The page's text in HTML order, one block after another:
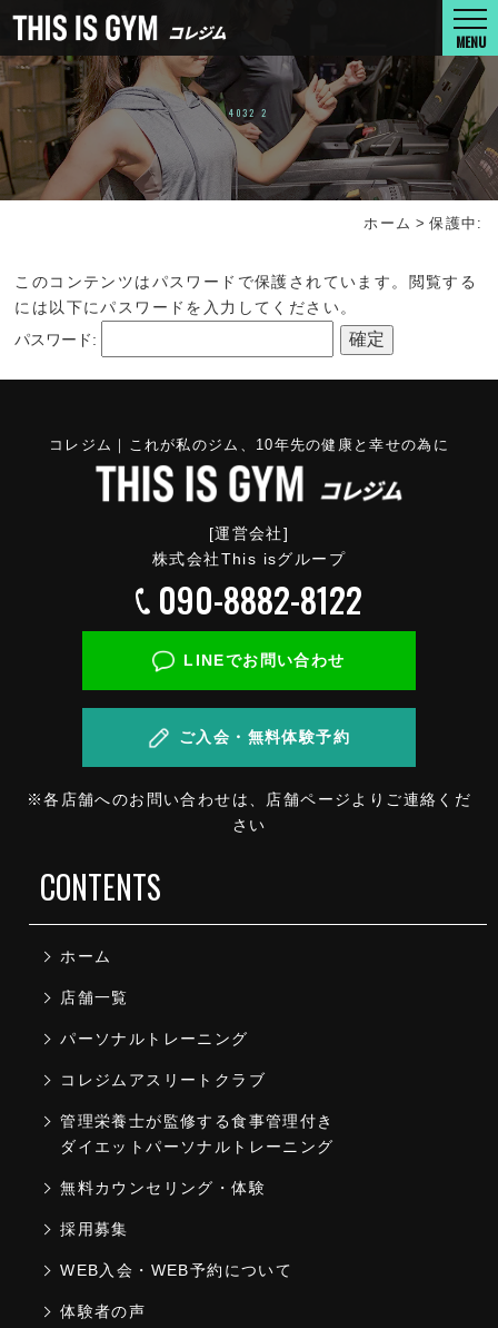
MENU
4032 2
ホーム >保護中:
このコンテンツはパスワードで保護されています。閲覧する
には以下にパスワードを入力してください。
パスワード:
コレジム｜これが私のジム、10年先の健康と幸せの為に
[運営会社]
株式会社This isグループ
090-8882-8122
LINEでお問い合わせ
ご入会・無料体験予約
※各店舗へのお問い合わせは、店舗ページよりご連絡くだ
さい
CONTENTS
ホーム
店舗一覧
パーソナルトレーニング
コレジムアスリートクラブ
管理栄養士が監修する食事管理付き
ダイエットパーソナルトレーニング
無料カウンセリング・体験
採用募集
WEB入会・WEB予約について
体験者の声